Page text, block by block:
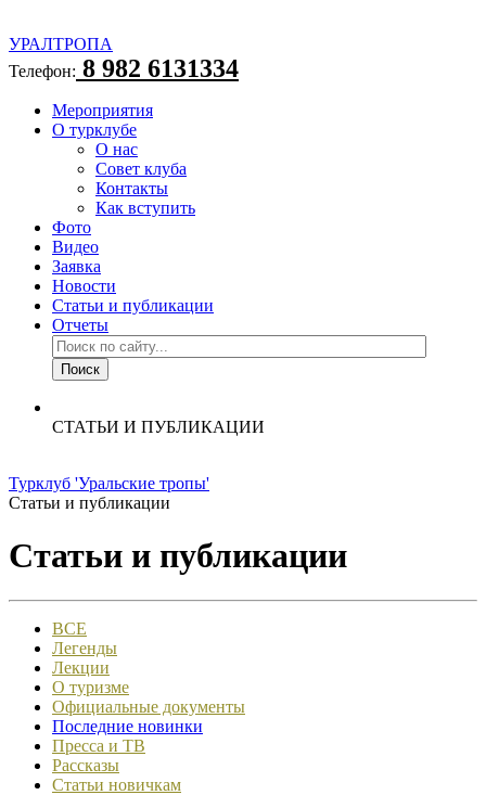
УРАЛТРОПА
Телефон: 8 982 6131334
Мероприятия
О турклубе
О нас
Совет клуба
Контакты
Как вступить
Фото
Видео
Заявка
Новости
Статьи и публикации
Отчеты
СТАТЬИ И ПУБЛИКАЦИИ
Турклуб 'Уральские тропы'
Статьи и публикации
Статьи и публикации
ВСЕ
Легенды
Лекции
О туризме
Официальные документы
Последние новинки
Пресса и ТВ
Рассказы
Статьи новичкам